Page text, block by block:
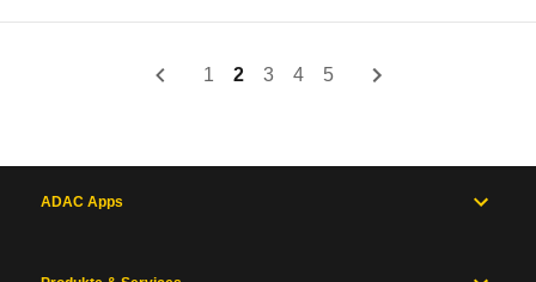
1 2 3 4 5
ADAC Apps